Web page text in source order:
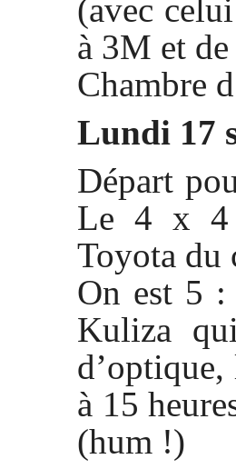
(avec
à 3M et
Chambre
Lundi 17
Départ
Le 4 x 4
Toyota du
On est 5
Kuliza
à 15
(hum !)